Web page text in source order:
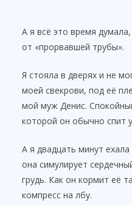
А я всё это время
от «прорвавшей трубы».
Я стояла в дверях и не
моей свекрови, под её
мой муж Денис.
которой он обычно спит
А я двадцать минут
она симулирует
грудь. Как он кормит её
компресс на лбу.